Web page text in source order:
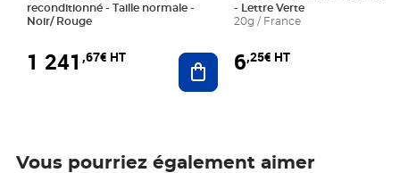
reconditionné - Taille normale -
Noir/ Rouge
1 241 ,67€ HT Ajouter au panier
- Lettre Verte
20g / France
6,25€ HT
Vous pourriez également aimer